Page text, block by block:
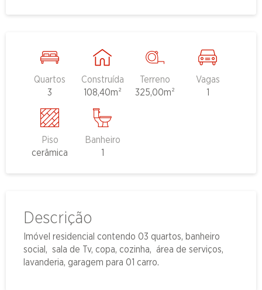
Quartos
3
Construída
108,40m²
Terreno
325,00m²
Vagas
1
Piso
cerâmica
Banheiro
1
Descrição
Imóvel residencial contendo 03 quartos, banheiro
social, sala de Tv, copa, cozinha, área de serviços,
lavanderia, garagem para 01 carro.